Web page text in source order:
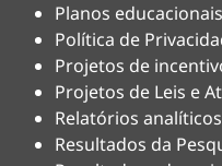
Planos educacionais
Política de
Projetos de
Projetos de Leis e
Relatórios
Resultados da